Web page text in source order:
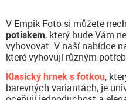
V Empik Foto si můžete
potiskem, který bude Vám
vyhovovat. V naší nabídce
které vyhovují různým
Klasický hrnek s fotkou,
barevných variantách, je